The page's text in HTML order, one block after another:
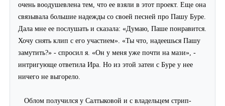
очень воодушевлена тем, что ее взяли в этот проект. Еще она
связывала большие надежды со своей песней про Пашу Буре.
Дала мне ее послушать и сказала: «Думаю, Паше понравится.
Хочу снять клип с его участием». «Ты что, надеешься Пашу
замутить?» - спросил я. «Он у меня уже почти на мази», -
интригующе ответила Ира. Но из этой затеи с Буре у нее
ничего не выгорело.
Облом получился у Салтыковой и с владельцем стрип-